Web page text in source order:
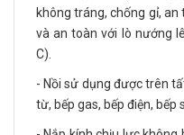
không tráng, chống gỉ,
và an toàn với lò nướng
C).
- Nồi sử dụng được trên
từ, bếp gas, bếp điện, bếp